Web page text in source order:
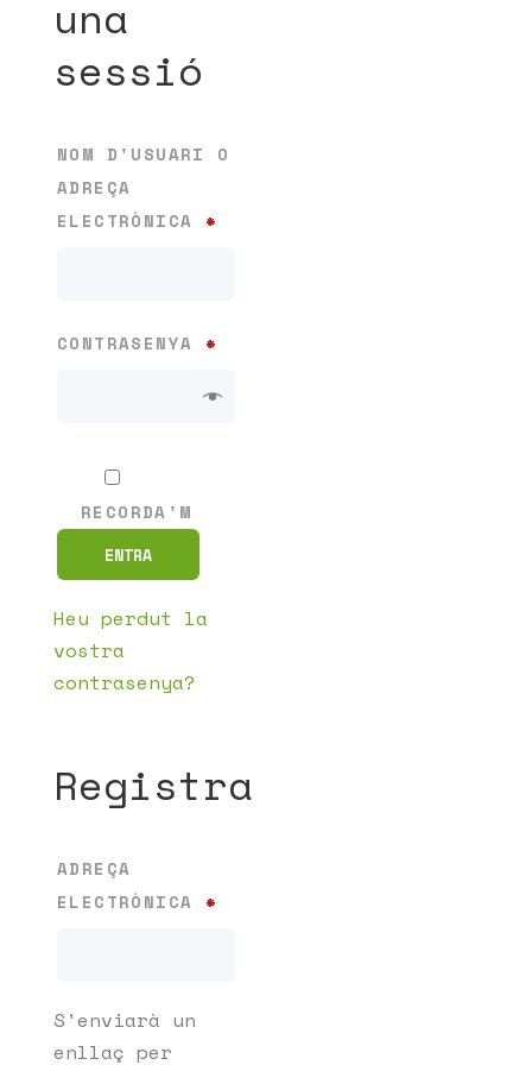
una
sessió
NOM D'USUARI O
ADREÇA
ELECTRÒNICA *
CONTRASENYA *
RECORDA'M
ENTRA
Heu perdut la
vostra
contrasenya?
Registra
ADREÇA
ELECTRÒNICA *
S'enviarà un
enllaç per